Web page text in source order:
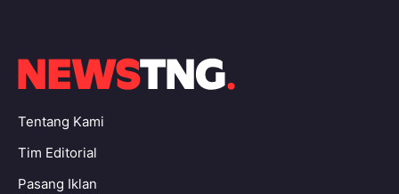
Tentang Kami
Tim Editorial
Pasang Iklan